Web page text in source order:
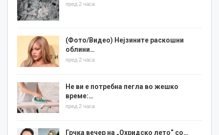
пред 2 часа
(Фото/Видео) Нејзините раскошни
облини…
пред 2 часа
Не ви е потребна пегла во жешко
време:…
пред 2 часа
Грчка вечер на „Охридско лето“ со…